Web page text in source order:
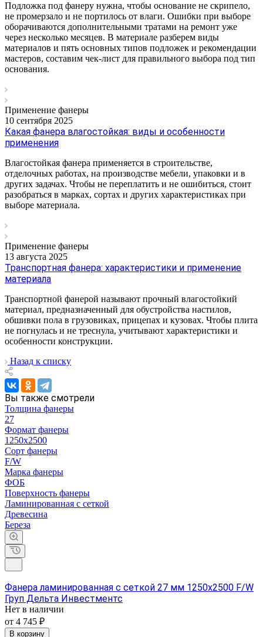
Подложка под фанеру нужна, чтобы основание не скрипело,
не промерзало и не портилось от влаги. Ошибки при выборе
оборачиваются дополнительными тратами на ремонт уже
через несколько месяцев. В материале разберем виды
материалов и пять основных типов подложек и рекомендации
мастеров, составим чек-лист для правильного выбора под тип
основания.
Применение фанеры
10 сентября 2025
Какая фанера влагостойкая: виды и особенности
применения
Влагостойкая фанера применяется в строительстве,
отделочных работах, на производстве мебели, упаковки и в
других задачах. Чтобы не переплатить и не ошибиться, стоит
разобраться в марках, сортах и других характеристиках при
выборе материала.
Применение фанеры
13 августа 2025
Транспортная фанера: характеристики и применение
материала
Транспортной фанерой называют прочный влагостойкий
материал, предназначенный для обустройства настилов,
обшивки пола в грузовиках, прицепах и кузовах. Чтобы плита
не погнулась и не треснула, учитывают характеристики и
особенности конструкции.
Назад к списку
Вы также смотрели
Толщина фанеры
27
Формат фанеры
1250х2500
Сорт фанеры
F/W
Марка фанеры
ФОБ
Поверхность фанеры
Ламинированная с сеткой
Древесина
Береза
Фанера ламинированная с сеткой 27 мм 1250х2500 F/W
Груп Дельта Инвестментс
Нет в наличии
от 4 745 ₽
В корзину